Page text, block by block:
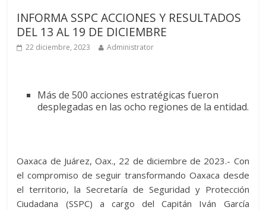
INFORMA SSPC ACCIONES Y RESULTADOS
DEL 13 AL 19 DE DICIEMBRE
22 diciembre, 2023 Administrator
Más de 500 acciones estratégicas fueron
desplegadas en las ocho regiones de la entidad.
Oaxaca de Juárez, Oax., 22 de diciembre de 2023.- Con
el compromiso de seguir transformando Oaxaca desde
el territorio, la Secretaría de Seguridad y Protección
Ciudadana (SSPC) a cargo del Capitán Iván García